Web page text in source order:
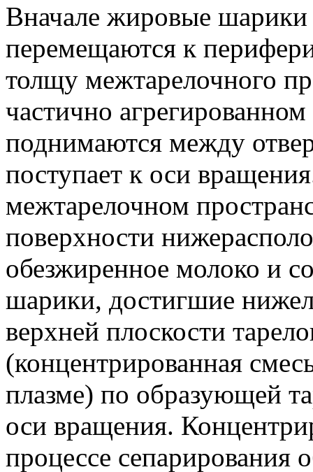
Вначале жировые
перемещаются к
толщу межтарелочного
частично
поднимаются между
поступает к оси
межтарелочном
поверхности
обезжиренное молоко и
шарики, достигшие
верхней плоскости
(концентрированная
плазме) по образующей
оси вращения.
процессе сепарирования